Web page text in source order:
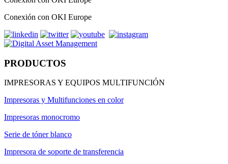
Conexión con OKI Europe
PRODUCTOS
IMPRESORAS Y EQUIPOS MULTIFUNCIÓN
Impresoras y Multifunciones en color
Impresoras monocromo
Serie de tóner blanco
Impresora de soporte de transferencia